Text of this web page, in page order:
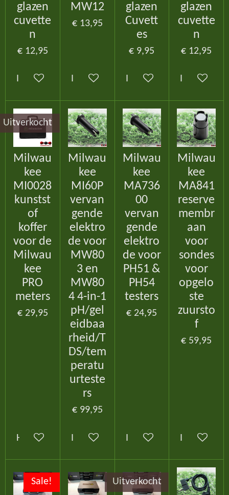
glazen
cuvette
n
€ 12,95
In winkelwagen
MW12
€ 13,95
In winkelwagen
glazen
Cuvett
es
€ 9,95
In winkelwagen
glazen
cuvette
n
€ 12,95
In
Uitverkocht
Milwau
kee
MI0028
kunstst
of
koffer
voor de
Milwau
kee
PRO
meters
€ 29,95
Houd mij op de hoogte
Milwau
kee
MI60P
vervan
gende
elektro
de voor
MW80
3 en
MW80
4 4-in-1
pH/gel
eidbaa
rheid/T
DS/tem
peratu
urteste
rs
€ 99,95
In winkelwagen
Milwau
kee
MA736
00
vervan
gende
elektro
de voor
PH51 &
PH54
testers
€ 24,95
In winkelwagen
Milwau
kee
MA841
reserve
membr
aan
voor
sondes
voor
opgelo
ste
zuursto
f
€ 59,95
In
Sale! Uitverkocht